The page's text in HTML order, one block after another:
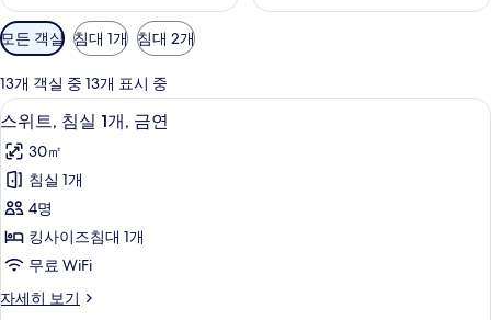
객
실
에
사
용
가
능
한
터
모든 객실 침대 1개 침대 2개
13개 객실 중 13개 표시 중
스
위
트,
침
실
1
개,
금
스위트, 침실 1개, 금연 | 객실 내 금고,
5
스위트, 침실 1개, 금연
30㎡
침실 1개
4명
킹사이즈침대 1개
무료 WiFi
자세히 보기
스